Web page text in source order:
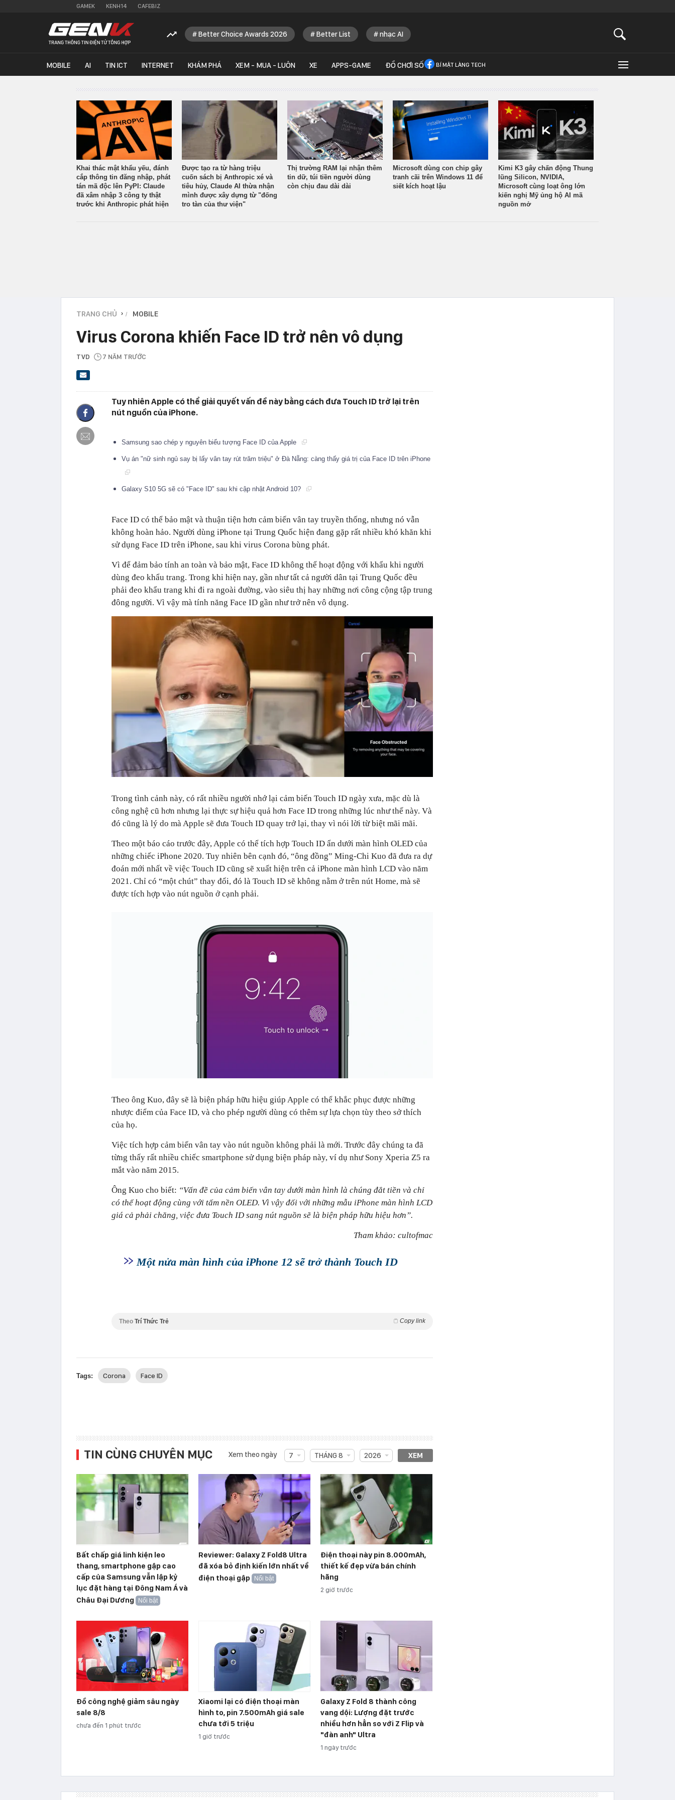
GAMEK KENH14 CAFEBIZ
Better Choice Awards 2026 Better List nhạc AI
MOBILE AI TIN ICT INTERNET KHÁM PHÁ XEM - MUA - LUÔN XE APPS-GAME ĐỒ CHƠI SỐ BÍ MẬT LÀNG TECH
Khai thác mật khẩu yếu, đánh
cắp thông tin đăng nhập, phát
tán mã độc lên PyPI: Claude
đã xâm nhập 3 công ty thật
trước khi Anthropic phát hiện
Được tạo ra từ hàng triệu
cuốn sách bị Anthropic xé và
tiêu hủy, Claude AI thừa nhận
mình được xây dựng từ "đống
tro tàn của thư viện"
Thị trường RAM lại nhận thêm
tin dữ, túi tiền người dùng
còn chịu đau dài dài
Microsoft dùng con chip gây
tranh cãi trên Windows 11 để
siết kích hoạt lậu
Kimi K3 gây chấn động Thung
lũng Silicon, NVIDIA,
Microsoft cùng loạt ông lớn
kiến nghị Mỹ ủng hộ AI mã
nguồn mở
TRANG CHỦ › MOBILE
Virus Corona khiến Face ID trở nên vô dụng
TVD 7 NĂM TRƯỚC
Tuy nhiên Apple có thể giải quyết vấn đề này bằng cách đưa Touch ID trở lại trên
nút nguồn của iPhone.
Samsung sao chép y nguyên biểu tượng Face ID của Apple
Vụ án "nữ sinh ngủ say bị lấy vân tay rút trăm triệu" ở Đà Nẵng: càng thấy giá trị của Face ID trên iPhone
Galaxy S10 5G sẽ có "Face ID" sau khi cập nhật Android 10?
Face ID có thể bảo mật và thuận tiện hơn cảm biến vân tay truyền thống, nhưng nó vẫn
không hoàn hảo. Người dùng iPhone tại Trung Quốc hiện đang gặp rất nhiều khó khăn khi
sử dụng Face ID trên iPhone, sau khi virus Corona bùng phát.
Vì để đảm bảo tính an toàn và bảo mật, Face ID không thể hoạt động với khẩu khi người
dùng đeo khẩu trang. Trong khi hiện nay, gần như tất cả người dân tại Trung Quốc đều
phải đeo khẩu trang khi đi ra ngoài đường, vào siêu thị hay những nơi công cộng tập trung
đông người. Vì vậy mà tính năng Face ID gần như trở nên vô dụng.
Trong tình cảnh này, có rất nhiều người nhớ lại cảm biến Touch ID ngày xưa, mặc dù là
công nghệ cũ hơn nhưng lại thực sự hiệu quả hơn Face ID trong những lúc như thế này. Và
đó cũng là lý do mà Apple sẽ đưa Touch ID quay trở lại, thay vì nói lời từ biệt mãi mãi.
Theo một báo cáo trước đây, Apple có thể tích hợp Touch ID ẩn dưới màn hình OLED của
những chiếc iPhone 2020. Tuy nhiên bên cạnh đó, “ông đồng” Ming-Chi Kuo đã đưa ra dự
đoán mới nhất về việc Touch ID cũng sẽ xuất hiện trên cả iPhone màn hình LCD vào năm
2021. Chỉ có “một chút” thay đổi, đó là Touch ID sẽ không nằm ở trên nút Home, mà sẽ
được tích hợp vào nút nguồn ở cạnh phải.
Theo ông Kuo, đây sẽ là biện pháp hữu hiệu giúp Apple có thể khắc phục được những
nhược điểm của Face ID, và cho phép người dùng có thêm sự lựa chọn tùy theo sở thích
của họ.
Việc tích hợp cảm biến vân tay vào nút nguồn không phải là mới. Trước đây chúng ta đã
từng thấy rất nhiều chiếc smartphone sử dụng biện pháp này, ví dụ như Sony Xperia Z5 ra
mắt vào năm 2015.
Ông Kuo cho biết: “Vấn đề của cảm biến vân tay dưới màn hình là chúng đắt tiền và chỉ
có thể hoạt động cùng với tấm nền OLED. Vì vậy đối với những mẫu iPhone màn hình LCD
giá cả phải chăng, việc đưa Touch ID sang nút nguồn sẽ là biện pháp hữu hiệu hơn”.
Tham khảo: cultofmac
Một nửa màn hình của iPhone 12 sẽ trở thành Touch ID
Theo Trí Thức Trẻ Copy link
Tags: Corona Face ID
TIN CÙNG CHUYÊN MỤC Xem theo ngày 7 THÁNG 8 2026 XEM
Bất chấp giá linh kiện leo
thang, smartphone gập cao
cấp của Samsung vẫn lập kỷ
lục đặt hàng tại Đông Nam Á và
Châu Đại Dương
Nổi bật
Reviewer: Galaxy Z Fold8 Ultra
đã xóa bỏ định kiến lớn nhất về
điện thoại gập
Nổi bật
Điện thoại này pin 8.000mAh,
thiết kế đẹp vừa bán chính
hãng
2 giờ trước
Đồ công nghệ giảm sâu ngày
sale 8/8
chưa đến 1 phút trước
Xiaomi lại có điện thoại màn
hình to, pin 7.500mAh giá sale
chưa tới 5 triệu
1 giờ trước
Galaxy Z Fold 8 thành công
vang dội: Lượng đặt trước
nhiều hơn hẳn so với Z Flip và
"đàn anh" Ultra
1 ngày trước